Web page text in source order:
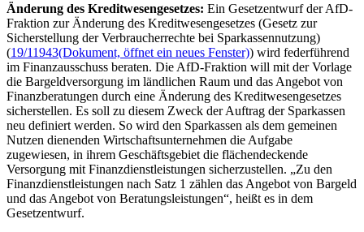
Änderung des Kreditwesengesetzes: Ein Gesetzentwurf der AfD-
Fraktion zur Änderung des Kreditwesengesetzes (Gesetz zur
Sicherstellung der Verbraucherrechte bei Sparkassennutzung)
(19/11943(Dokument, öffnet ein neues Fenster)) wird federführend
im Finanzausschuss beraten. Die AfD-Fraktion will mit der Vorlage
die Bargeldversorgung im ländlichen Raum und das Angebot von
Finanzberatungen durch eine Änderung des Kreditwesengesetzes
sicherstellen. Es soll zu diesem Zweck der Auftrag der Sparkassen
neu definiert werden. So wird den Sparkassen als dem gemeinen
Nutzen dienenden Wirtschaftsunternehmen die Aufgabe
zugewiesen, in ihrem Geschäftsgebiet die flächendeckende
Versorgung mit Finanzdienstleistungen sicherzustellen. „Zu den
Finanzdienstleistungen nach Satz 1 zählen das Angebot von Bargeld
und das Angebot von Beratungsleistungen“, heißt es in dem
Gesetzentwurf.